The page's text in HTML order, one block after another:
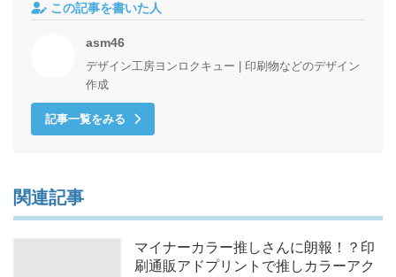
この記事を書いた人
asm46
デザイン工房ヨンロクキュー | 印刷物などのデザイン
作成
記事一覧をみる
関連記事
マイナーカラー推しさんに朗報！？印
刷通販アドプリントで推しカラーアク